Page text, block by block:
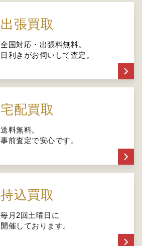
出張買取
全国対応・出張料無料。
目利きがお伺いして査定。
宅配買取
送料無料。
事前査定で安心です。
持込買取
毎月2回土曜日に
開催しております。